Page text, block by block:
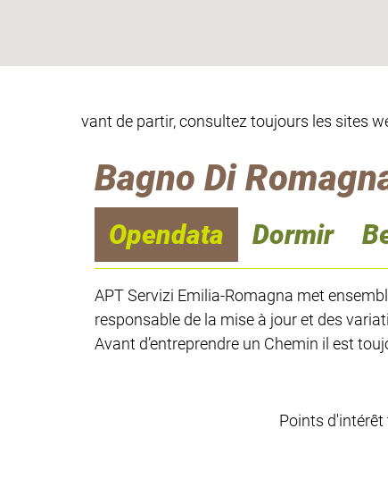
vant de partir, consultez toujours les sites
Bagno Di
Opendata Dormir
APT Servizi Emilia-Romagna met
responsable de la mise à jour et des
Avant d’entreprendre un Chemin il est
Points